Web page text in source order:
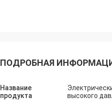
ПОДРОБНАЯ
Название
продукта
высокого